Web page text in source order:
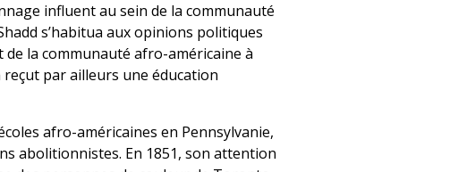
influent au sein de la communauté
s’habitua aux opinions politiques
la communauté afro-américaine à
reçut par ailleurs une éducation
afro-américaines en Pennsylvanie,
abolitionnistes. En 1851, son attention